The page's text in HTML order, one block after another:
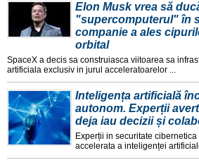
Elon Musk vrea să
"supercomputerul" în
companie a ales
orbital
SpaceX a decis sa construiasca viitoarea sa
artificiala exclusiv in jurul acceleratoarelor ...
Inteligența artificială
autonom. Experții
deja iau decizii și
Experții in securitate
accelerata a inteligenței